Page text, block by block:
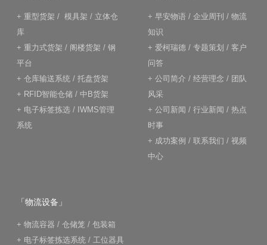
+ 重型货架 / 模具架 / 立体仓
库
+ 重力式货架 / 阁楼货架 / 钢
平台
+ 仓库输送系统 / 托盘货架
+ RFID智能仓储 / 中B货架
+ 电子标签拣选 / IWMS管理
系统
+ 早安物语 / 企业周刊 / 物流
知识
+ 爱柯瑞德 / 专题策划 / 客户
问答
+ 公司简介 / 经营理念 / 团队
风采
+ 公司新闻 / 行业新闻 / 热点
时事
+ 成功案例 / 联系我们 / 视频
中心
「物流设备」
+ 物流容器 / 仓储笼 / 包装箱
+ 电子标签拣选系统 / 工位器具